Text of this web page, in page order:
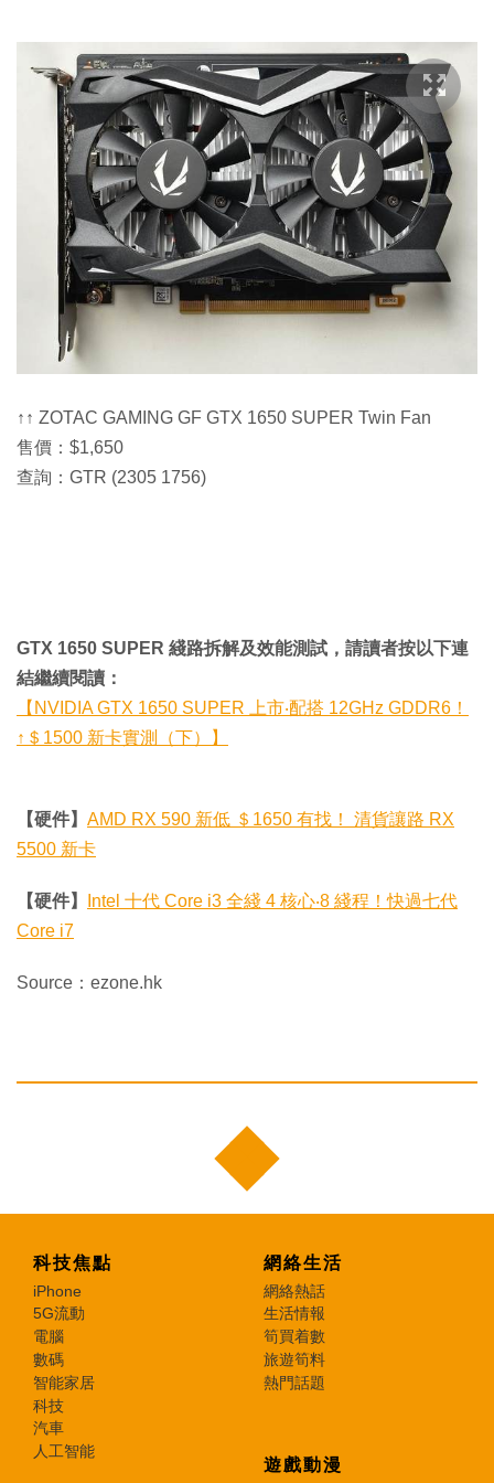
↑↑ ZOTAC GAMING GF GTX 1650 SUPER Twin Fan
售價：$1,650
查詢：GTR (2305 1756)
GTX 1650 SUPER 綫路拆解及效能測試，請讀者按以下連
結繼續閱讀：
【NVIDIA GTX 1650 SUPER 上市‧配搭 12GHz GDDR6！
↑＄1500 新卡實測（下）】
【硬件】 AMD RX 590 新低 ＄1650 有找！ 清貨讓路 RX
5500 新卡
【硬件】
Intel 十代 Core i3 全綫 4 核心‧8 綫程！快過七代
Core i7
Source：ezone.hk
科技焦點
iPhone
5G流動
電腦
數碼
智能家居
科技
汽車
人工智能
網絡生活
網絡熱話
生活情報
筍買着數
旅遊筍料
熱門話題
遊戲動漫